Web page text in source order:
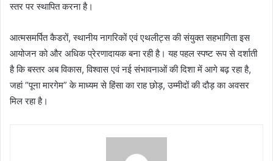
स्तर पर स्थापित करना है।
आत्मसमर्पित कैडरों, स्थानीय नागरिकों एवं एथलीट्स की संयुक्त सहभागिता इस
आयोजन को और अधिक प्रेरणादायक बना रही है। यह पहल स्पष्ट रूप से दर्शाती
है कि बस्तर अब विकास, विश्वास एवं नई संभावनाओं की दिशा में आगे बढ़ रहा है,
जहां “पूना मारगेम” के माध्यम से हिंसा का राह छोड़, उम्मीदों की दौड़ का अवसर
मिल रहा है।